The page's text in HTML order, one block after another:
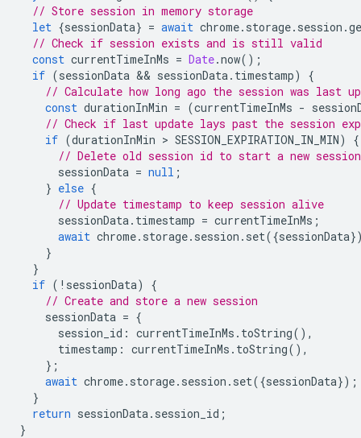
// Store session in memory storage
let {sessionData} = await chrome. storage. session .
// Check if session exists and is still valid
const currentTimeInMs = Date.now();
if (sessionData && sessionData. timestamp)
{
// Calculate how long ago the session was last
const durationInMin = (currentTimeInMs -
// Check if last update lays past the session
if (durationInMin > SESSION_EXPIRATION_IN_MIN)
{
// Delete old session id to start a new session
sessionData = null ;
} else {
// Update timestamp to keep session alive
sessionData. timestamp = currentTimeInMs ;
await chrome. storage. session . set({sessionData
}
}
if ( ! sessionData)
{
// Create and store a new session
sessionData = {
session_id : currentTimeInMs . toString(),
timestamp : currentTimeInMs . toString(),
};
await chrome. storage. session . set({sessionData});
}
return sessionData. session_id ;
}